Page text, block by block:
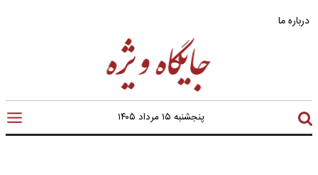
درباره ما
پنجشنبه ۱۵ مرداد ۱۴۰۵